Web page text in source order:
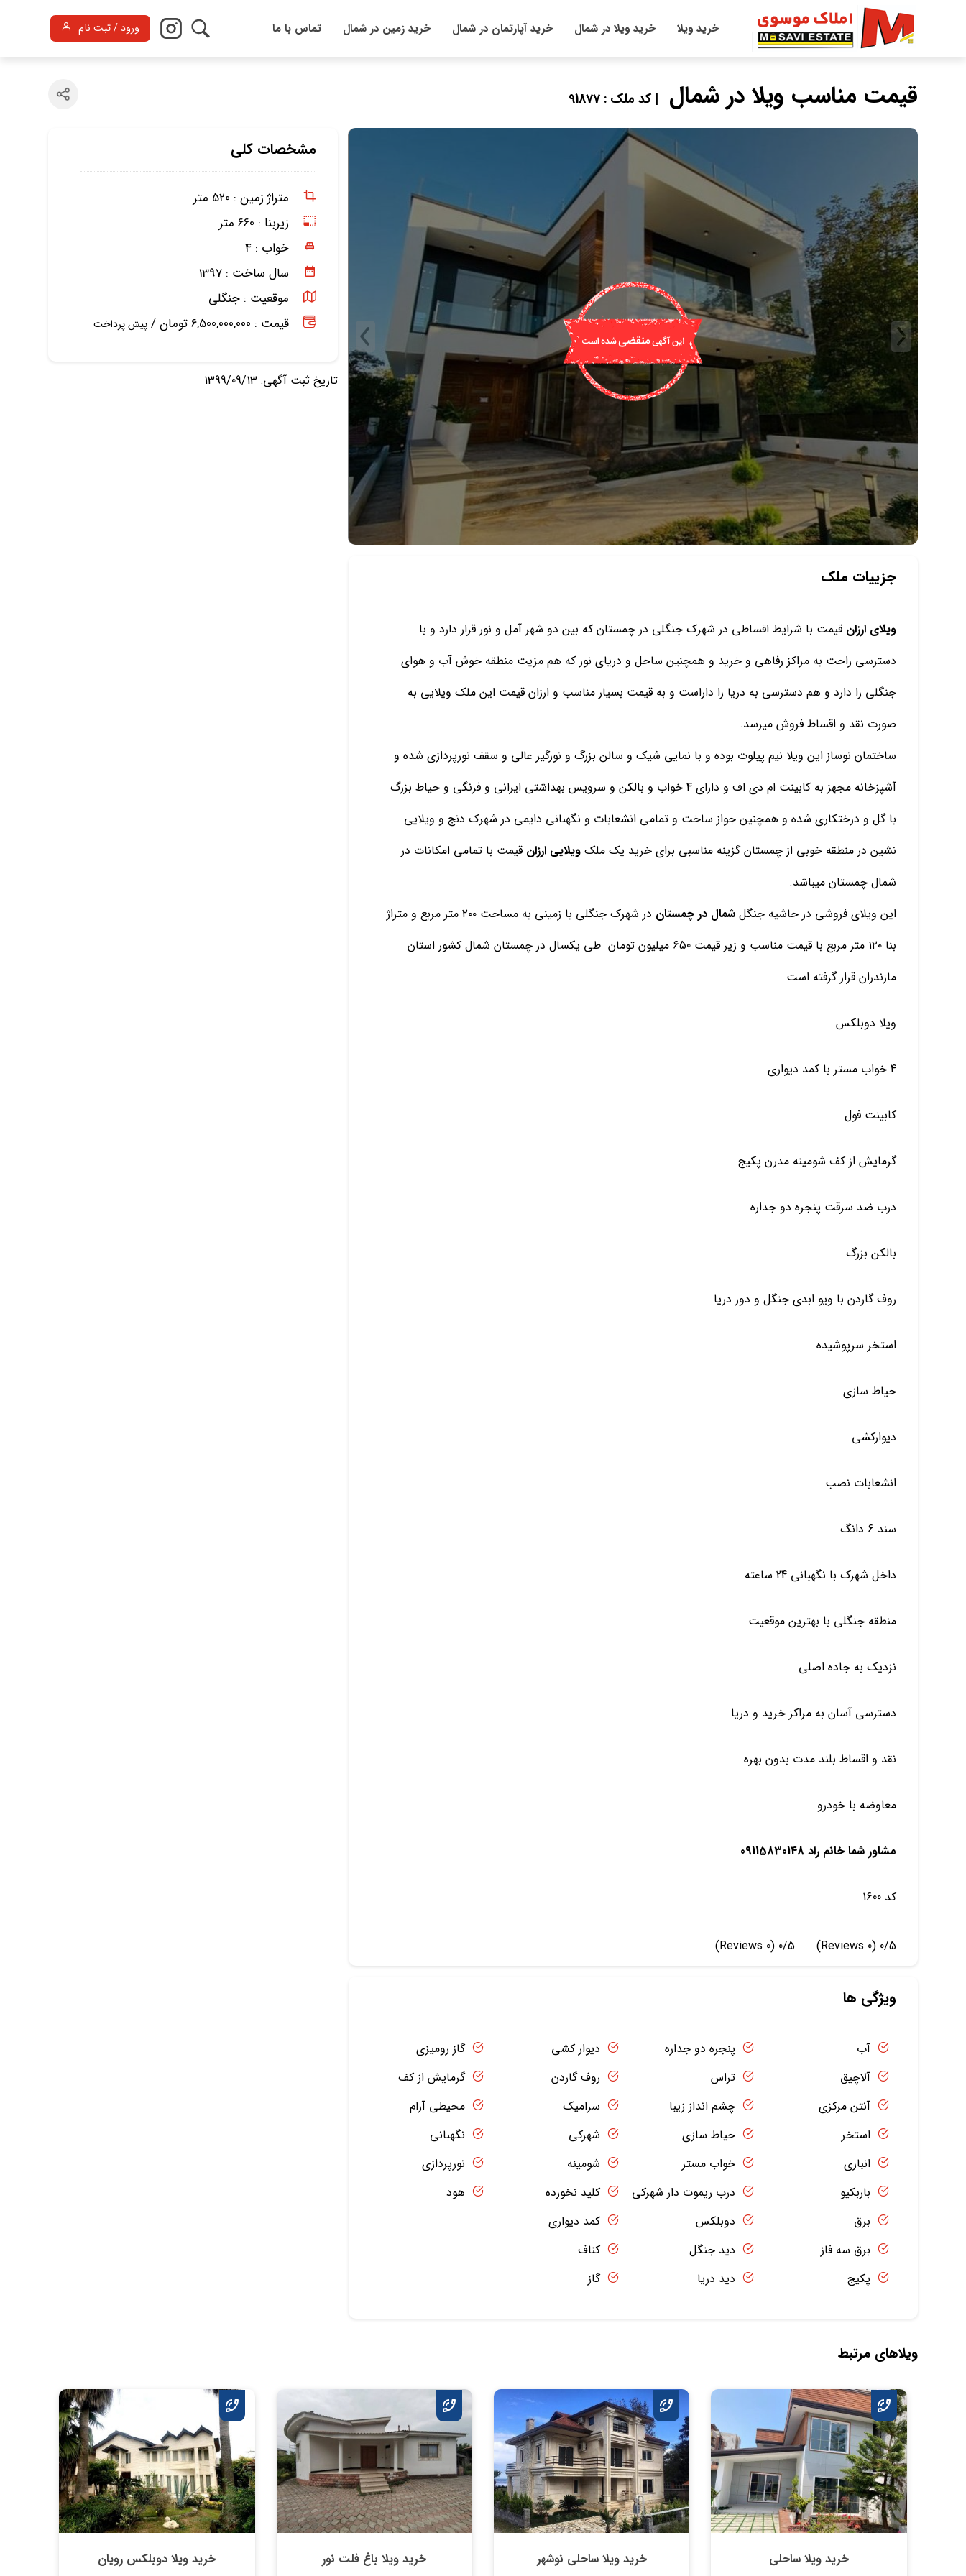
خرید ویلا خرید ویلا در شمال خرید آپارتمان در شمال خرید زمین در شمال تماس با ما ورود / ثبت نام
قیمت مناسب ویلا در شمال | کد ملک : 91877
مشخصات کلی
متراژ زمین : 520 متر
زیربنا : 660 متر
خواب : 4
سال ساخت : 1397
موقعیت : جنگلی
قیمت : 6,500,000,000 تومان /
پیش پرداخت
تاریخ ثبت آگهی: 1399/09/13
جزییات ملک
ويلاي ارزان قيمت با شرايط اقساطي در شهرك جنگلي در چمستان كه بين دو شهر آمل و نور قرار دارد و با
دسترسي راحت به مراكز رفاهي و خريد و همچنين ساحل و درياي نور كه هم مزيت منطقه خوش آب و هواي
جنگلي را دارد و هم دسترسي به دريا را داراست و به قيمت بسيار مناسب و ارزان قيمت اين ملك ويلايي به
صورت نقد و اقساط فروش ميرسد.
ساختمان نوساز اين ويلا نيم پيلوت بوده و با نمايي شيك و سالن بزرگ و نورگير عالي و سقف نورپردازي شده و
آشپزخانه مجهز به كابينت ام دي اف و داراي 4 خواب و بالكن و سرويس بهداشتي ايراني و فرنگي و حياط بزرگ
با گل و درختكاري شده و همچنين جواز ساخت و تمامي انشعابات و نگهباني دايمي در شهرك دنج و ويلايي
نشين در منطقه خوبي از چمستان گزينه مناسبي براي خريد يك ملكويلايي ارزان قيمت با تمامي امكانات در
شمال چمستان ميباشد.
اين ويلاي فروشي در حاشيه جنگلشمال در چمستان
در شهرك جنگلي با زميني به مساحت ٢٠٠ متر مربع و متراژ
بنا ١٢٠ متر مربع با قيمت مناسب و زير قيمت 650 ميليون تومان طي يكسال در چمستان شمال كشور استان
مازندران قرار گرفته است
ویلا دوبلکس
4 خواب مستر با کمد دیواری
کابینت فول
گرمایش از کف شومینه مدرن پکیج
درب ضد سرقت پنجره دو جداره
بالکن بزرگ
روف گاردن با ویو ابدی جنگل و دور دریا
استخر سرپوشیده
حیاط سازی
دیوارکشی
انشعابات نصب
سند 6 دانگ
داخل شهرک با نگهبانی 24 ساعته
منطقه جنگلی با بهترین موقعیت
نزدیک به جاده اصلی
دسترسی آسان به مراکز خرید و دریا
نقد و اقساط بلند مدت بدون بهره
معاوضه با خودرو
مشاور شما خانم راد 09115830148
کد 1600
0/5
(0 Reviews)
0/5
(0 Reviews)
ویژگی ها
آب
آلاچیق
آنتن مرکزی
استخر
انباری
باربکیو
برق
برق سه فاز
پکیج
پنجره دو جداره
تراس
چشم انداز زیبا
حیاط سازی
خواب مستر
درب ریموت دار شهرکی
دوبلکس
دید جنگل
دید دریا
دیوار کشی
روف گاردن
سرامیک
شهرکی
شومینه
کلید نخورده
کمد دیواری
کناف
گاز
گاز رومیزی
گرمایش از کف
محیطی آرام
نگهبانی
نورپردازی
هود
ویلاهای مرتبط
خرید ویلا ساحلی خرید ویلا ساحلی نوشهر خرید ویلا باغ فلت نور خرید ویلا دوبلکس رویان